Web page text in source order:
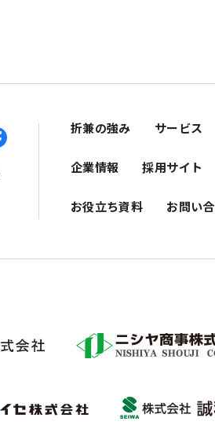
折兼の強み サービス
企業情報 採用サイト
お役立ち資料 お問い